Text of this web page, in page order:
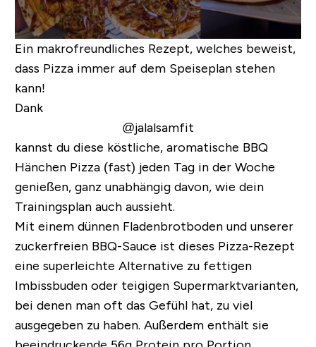
Ein makrofreundliches Rezept, welches beweist,
dass Pizza immer auf dem Speiseplan stehen
kann!
Dank
@jalalsamfit
kannst du diese köstliche, aromatische BBQ
Hänchen Pizza (fast) jeden Tag in der Woche
genießen, ganz unabhängig davon, wie dein
Trainingsplan auch aussieht.
Mit einem dünnen Fladenbrotboden und unserer
zuckerfreien BBQ-Sauce ist dieses Pizza-Rezept
eine superleichte Alternative zu fettigen
Imbissbuden oder teigigen Supermarktvarianten,
bei denen man oft das Gefühl hat, zu viel
ausgegeben zu haben. Außerdem enthält sie